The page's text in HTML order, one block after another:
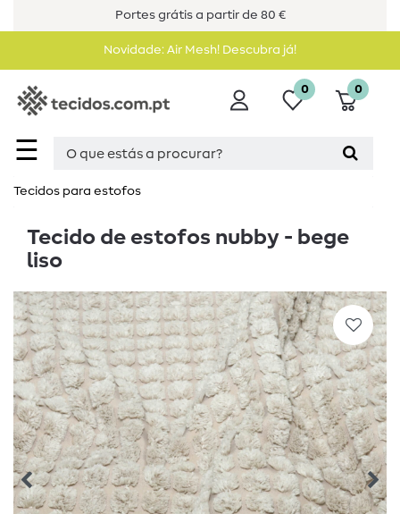
Portes grátis a partir de 80 €
Novidade: Air Mesh! Descubra já!
☰
0 0
Tecidos para estofos
Tecido de estofos nubby - bege
liso